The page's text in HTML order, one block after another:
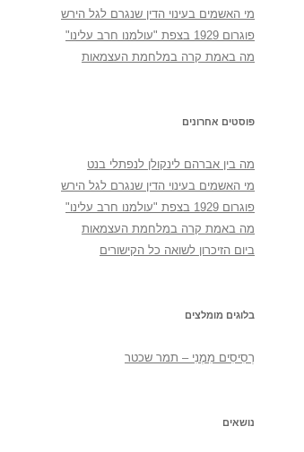
מי האשמים בעינוי הדין שנגרם לגל הירש
פוגרום 1929 בצפת "עולמנו חרב עלינו"
מה באמת קרה במלחמת העצמאות
פוסטים אחרונים
מה בין אברהם לינקולן לנפתלי בנט
מי האשמים בעינוי הדין שנגרם לגל הירש
פוגרום 1929 בצפת "עולמנו חרב עלינו"
מה באמת קרה במלחמת העצמאות
ביום הזיכרון לשואה כל הקישורים
בלוגים מומלצים
רְסִיסִים מִמֶנִי – תמר שכטר
נושאים